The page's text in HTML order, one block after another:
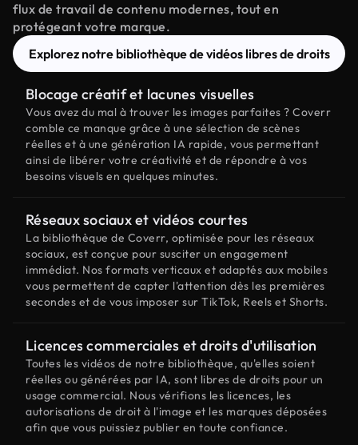
flux de travail de contenu modernes, tout en
protégeant votre marque.
Explorez notre bibliothèque de vidéos libres de droits
Blocage créatif et lacunes visuelles
Vous avez du mal à trouver les images parfaites ? Coverr
comble ce manque grâce à une sélection de scènes
réelles et à une génération IA rapide, vous permettant
ainsi de libérer votre créativité et de répondre à vos
besoins visuels en quelques minutes.
Réseaux sociaux et vidéos courtes
La bibliothèque de Coverr, optimisée pour les réseaux
sociaux, est conçue pour susciter un engagement
immédiat. Nos formats verticaux et adaptés aux mobiles
vous permettent de capter l'attention dès les premières
secondes et de vous imposer sur TikTok, Reels et Shorts.
Licences commerciales et droits d'utilisation
Toutes les vidéos de notre bibliothèque, qu'elles soient
réelles ou générées par IA, sont libres de droits pour un
usage commercial. Nous vérifions les licences, les
autorisations de droit à l'image et les marques déposées
afin que vous puissiez publier en toute confiance.